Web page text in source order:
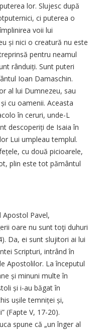
lor. Slujesc după
ci puterea o
voii lui
și nici o creatură nu este
pentru neamul
rânduiți. Sunt puteri
Ioan Damaschin.
al lui Dumnezeu, sau
cu oamenii. Aceasta
în ceruri, unde-L
descoperiți de Isaia în
Lui umpleau templul.
cu două picioarele,
plin este tot pământul
Apostol Pavel,
oare nu sunt toţi duhuri
Da, ei sunt slujitori ai lui
Scripturi, intrând în
Apostolilor. La începutul
și minuni multe în
și i-au băgat în
ușile temniței și,
(Fapte V, 17-20).
spune că „un înger al